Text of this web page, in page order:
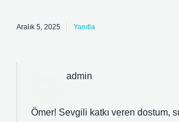
Aralık 5, 2025 Yanıtla
admin
Ömer! Sevgili katkı veren dostum,